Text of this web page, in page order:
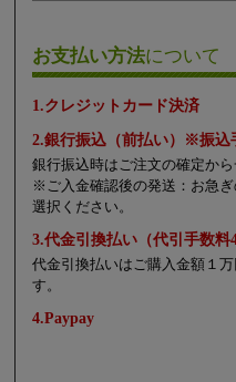
お支払い方法について
1.クレジットカード決済
2.銀行振込（前払い）※振込
銀行振込時はご注文の確定か
※ご入金確認後の発送：お急
選択ください。
3.代金引換払い（代引手数料
代金引換払いはご購入金額１
す。
4.Paypay